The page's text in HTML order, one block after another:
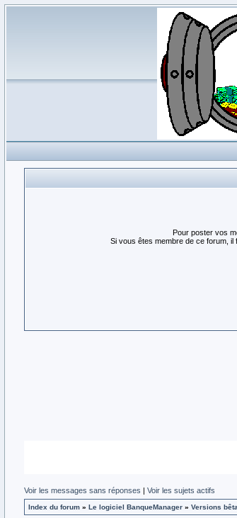
Pour poster vos
Si vous êtes membre de ce forum,
Voir les messages sans réponses | Voir les sujets actifs
Index du forum » Le logiciel BanqueManager » Versions bêta